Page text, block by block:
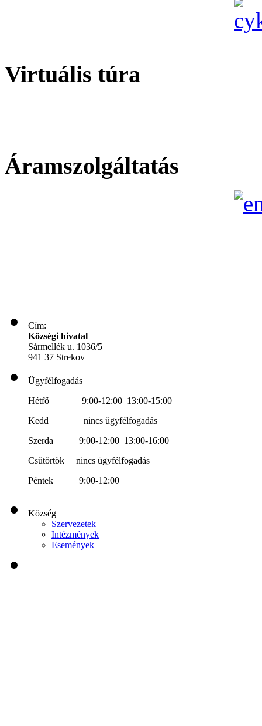
Virtuális túra
Áramszolgáltatás
Cím:
Községi hivatal
Sármellék u. 1036/5
941 37 Strekov
Ügyfélfogadás
Hétfő 9:00-12:00 13:00-15:00
Kedd nincs ügyfélfogadás
Szerda 9:00-12:00 13:00-16:00
Csütörtök nincs ügyfélfogadás
Péntek 9:00-12:00
Község
Szervezetek
Intézmények
Események